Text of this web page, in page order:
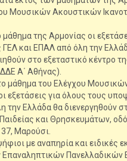
Μουσικών Ακουστικών
μάθημα της Αρμονίας οι
και ΕΠΑΛ από όλη την
στο εξεταστικό κέντρο
Α΄ Αθήνας).
μάθημα του Ελέγχου
εξετάσεις για όλους τους
την Ελλάδα θα διενεργηθούν
και Θρησκευμάτων,
Μαρούσι.
με αναπηρία και ειδικές
Επαναληπτικών Πανελλαδικών